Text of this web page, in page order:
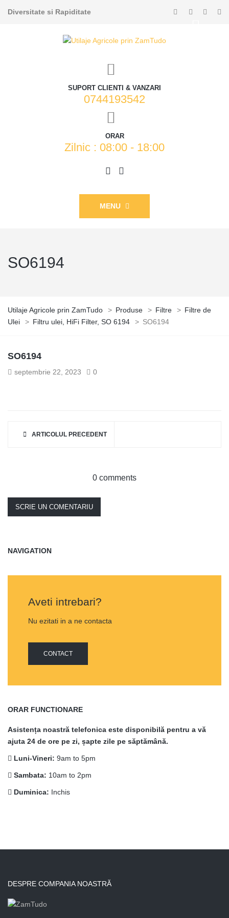
Diversitate si Rapiditate
SUPORT CLIENTI & VANZARI
0744193542
ORAR
Zilnic : 08:00 - 18:00
MENU
SO6194
Utilaje Agricole prin ZamTudo > Produse > Filtre > Filtre de
Ulei
> Filtru ulei, HiFi Filter, SO 6194 > SO6194
SO6194
septembrie 22, 2023 0
ARTICOLUL PRECEDENT
0 comments
SCRIE UN COMENTARIU
NAVIGATION
Aveti intrebari?
Nu ezitati in a ne contacta
CONTACT
ORAR FUNCTIONARE
Asistența noastră telefonica este disponibilă pentru a vă
ajuta 24 de ore pe zi, șapte zile pe săptămână.
Luni-Vineri: 9am to 5pm
Sambata: 10am to 2pm
Duminica: Inchis
DESPRE COMPANIA NOASTRĂ